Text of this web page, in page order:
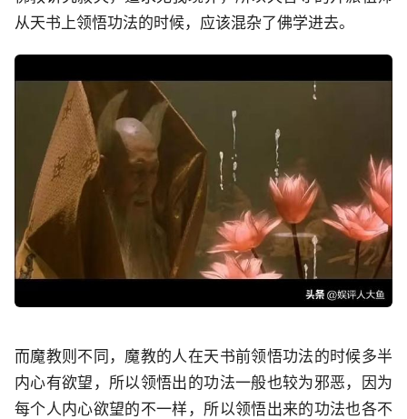
从天书上领悟功法的时候，应该混杂了佛学进去。
而魔教则不同，魔教的人在天书前领悟功法的时候多半
内心有欲望，所以领悟出的功法一般也较为邪恶，因为
每个人内心欲望的不一样，所以领悟出来的功法也各不